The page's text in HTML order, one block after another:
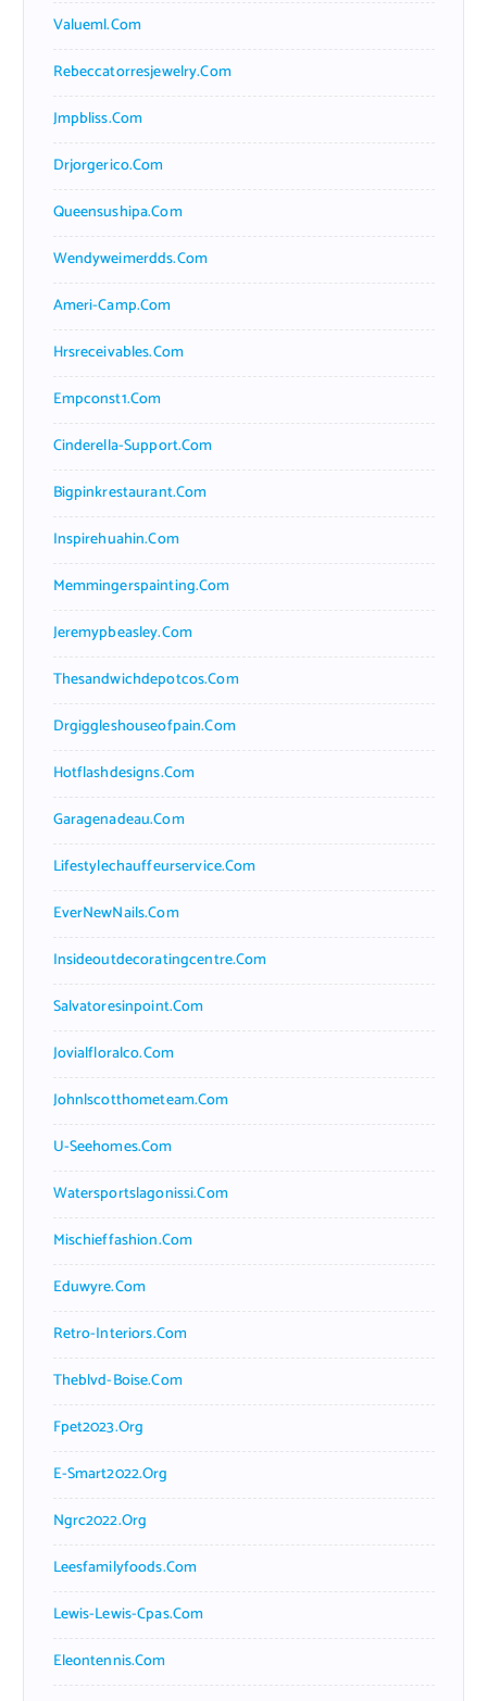
Valueml.com
Rebeccatorresjewelry.com
Jmpbliss.com
Drjorgerico.com
Queensushipa.com
Wendyweimerdds.com
Ameri-Camp.com
Hrsreceivables.com
Empconst1.com
Cinderella-Support.com
Bigpinkrestaurant.com
Inspirehuahin.com
Memmingerspainting.com
Jeremypbeasley.com
Thesandwichdepotcos.com
Drgiggleshouseofpain.com
Hotflashdesigns.com
Garagenadeau.com
Lifestylechauffeurservice.com
EverNewNails.com
Insideoutdecoratingcentre.com
Salvatoresinpoint.com
Jovialfloralco.com
Johnlscotthometeam.com
U-Seehomes.com
Watersportslagonissi.com
Mischieffashion.com
Eduwyre.com
Retro-Interiors.com
Theblvd-Boise.com
Fpet2023.org
E-Smart2022.org
Ngrc2022.org
Leesfamilyfoods.com
Lewis-Lewis-Cpas.com
Eleontennis.com